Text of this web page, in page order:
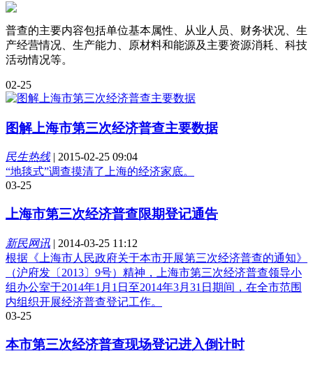
普查的主要内容包括单位基本属性、从业人员、财务状况、生
产经营情况、生产能力、原材料和能源及主要资源消耗、科技
活动情况等。
02-25
图解上海市第三次经济普查主要数据
民生热线| 2015-02-25 09:04
“地毯式”调查摸清了上海的经济家底。
03-25
上海市第三次经济普查限期登记通告
新民网讯 | 2014-03-25 11:12
根据《上海市人民政府关于本市开展第三次经济普查的通知》
（沪府发〔2013〕9号）精神，上海市第三次经济普查领导小
组办公室于2014年1月1日至2014年3月31日期间，在全市范围
内组织开展经济普查登记工作。
03-25
本市第三次经济普查现场登记进入倒计时